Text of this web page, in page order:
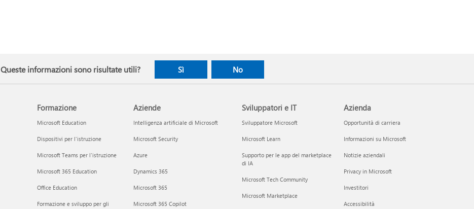
Queste informazioni sono risultate utili? Sì No
Formazione
Microsoft Education
Dispositivi per l'istruzione
Microsoft Teams per l'istruzione
Microsoft 365 Education
Office Education
Formazione e sviluppo per gli
Aziende
Intelligenza artificiale di Microsoft
Microsoft Security
Azure
Dynamics 365
Microsoft 365
Microsoft 365 Copilot
Sviluppatori e IT
Sviluppatore Microsoft
Microsoft Learn
Supporto per le app del marketplace
di IA
Microsoft Tech Community
Microsoft Marketplace
Azienda
Opportunità di carriera
Informazioni su Microsoft
Notizie aziendali
Privacy in Microsoft
Investitori
Accessibilità